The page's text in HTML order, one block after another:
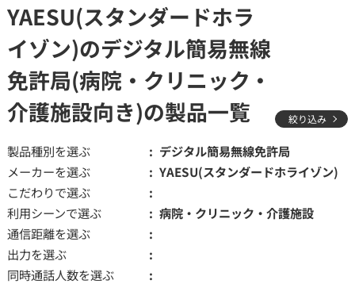
YAESU(スタンダードホラ
イゾン)のデジタル簡易無線
免許局(病院・クリニック・
介護施設向き)の製品一覧
絞り込み
製品種別を選ぶ
デジタル簡易無線免許局
メーカーを選ぶ
YAESU(スタンダードホライゾン)
こだわりで選ぶ
利用シーンで選ぶ
病院・クリニック・介護施設
通信距離を選ぶ
出力を選ぶ
同時通話人数を選ぶ